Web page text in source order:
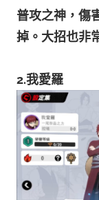
普攻之神， 傷
掉。大招也非
2.我愛羅